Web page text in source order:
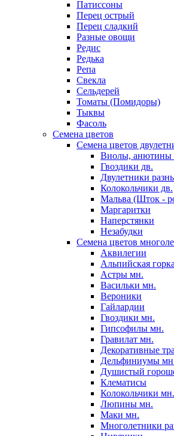
Патиссоны
Перец острый
Перец сладкий
Разные овощи
Редис
Редька
Репа
Свекла
Сельдерей
Томаты (Помидоры)
Тыквы
Фасоль
Семена цветов
Семена цветов
Виолы, анютины
Гвоздики дв.
Двулетники
Колокольчики дв.
Мальва (Шток -
Маргаритки
Наперстянки
Незабудки
Семена цветов
Аквилегии
Альпийская горка
Астры мн.
Васильки мн.
Вероники
Гайлардии
Гвоздики мн.
Гипсофилы мн.
Гравилат мн.
Декоративные
Дельфиниумы
Душистый
Клематисы
Колокольчики мн.
Люпины мн.
Маки мн.
Многолетники